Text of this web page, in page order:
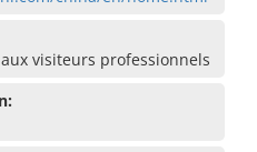
visiteurs professionnels